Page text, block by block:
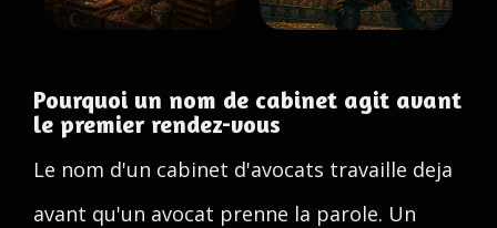
Pourquoi un nom de cabinet agit avant
le premier rendez-vous
Le nom d'un cabinet d'avocats travaille deja
avant qu'un avocat prenne la parole. Un